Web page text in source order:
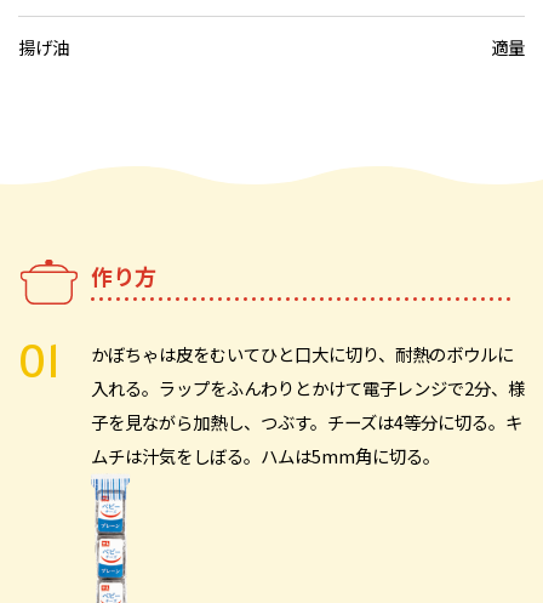
揚げ油 適量
作り方
かぼちゃは皮をむいてひと口大に切り、耐熱のボウルに
入れる。ラップをふんわりとかけて電子レンジで2分、様
子を見ながら加熱し、つぶす。チーズは4等分に切る。キ
ムチは汁気をしぼる。ハムは5mm角に切る。